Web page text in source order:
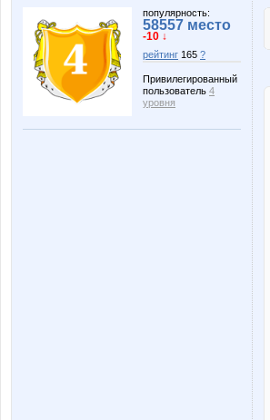
популярность:
58557 место
-10 ↓
рейтинг 165 ?
Привилегированный
пользователь 4
уровня